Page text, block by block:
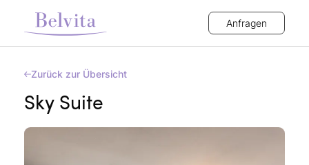
Anfragen
Zurück zur Übersicht
Sky Suite